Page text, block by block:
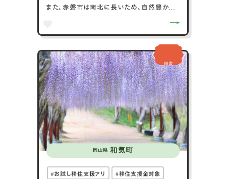
また、赤磐市は南北に長いため、自然豊かな
豊かな自然の中でゆっくりのんびりとした生
活やニュータウンでの生活など自分の理想に
あったライフスタイルを見つけられるところが
赤磐市のいいところだと思います。
山陽自動車道山陽インターから、大阪や広島
に車で約2時間のアクセスの良さも魅力です。
岡山県 和気町
田舎
お試し移住支援アリ 移住支援金対象